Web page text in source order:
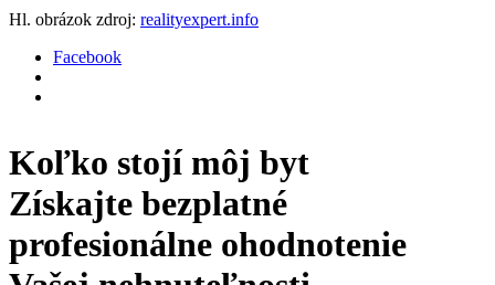
Hl. obrázok zdroj: realityexpert.info
Facebook
Koľko stojí môj byt
Získajte bezplatné
profesionálne ohodnotenie